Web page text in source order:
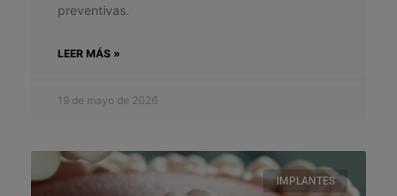
preventivas.
LEER MÁS »
19 de mayo de 2026
IMPLANTES